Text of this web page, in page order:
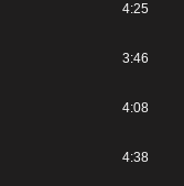
4:25
3:46
4:08
4:38